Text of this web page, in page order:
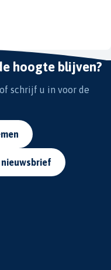
hoogte blijven?
schrijf u in voor de